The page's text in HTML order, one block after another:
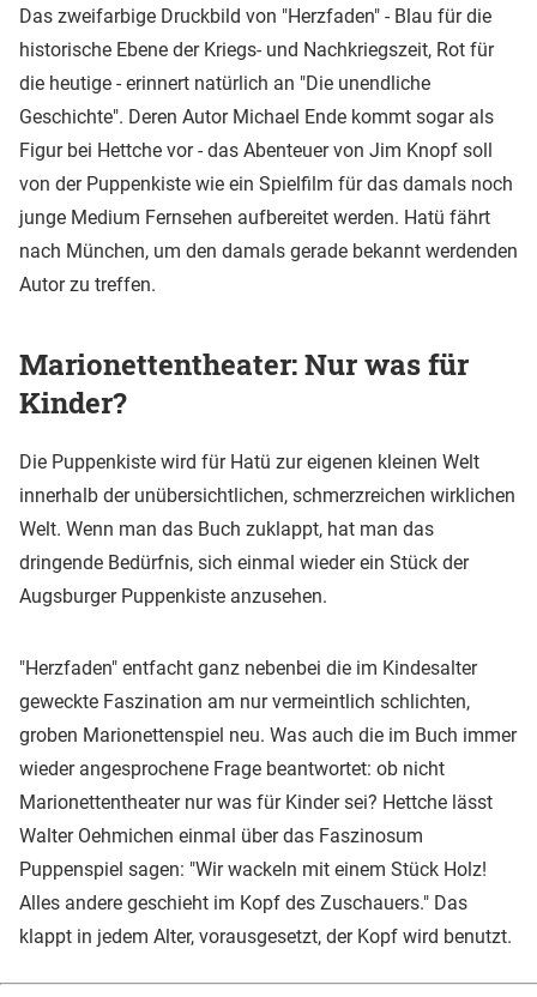
Das zweifarbige Druckbild von "Herzfaden" - Blau für die
historische Ebene der Kriegs- und Nachkriegszeit, Rot für
die heutige - erinnert natürlich an "Die unendliche
Geschichte". Deren Autor Michael Ende kommt sogar als
Figur bei Hettche vor - das Abenteuer von Jim Knopf soll
von der Puppenkiste wie ein Spielfilm für das damals noch
junge Medium Fernsehen aufbereitet werden. Hatü fährt
nach München, um den damals gerade bekannt werdenden
Autor zu treffen.
Marionettentheater: Nur was für
Kinder?
Die Puppenkiste wird für Hatü zur eigenen kleinen Welt
innerhalb der unübersichtlichen, schmerzreichen wirklichen
Welt. Wenn man das Buch zuklappt, hat man das
dringende Bedürfnis, sich einmal wieder ein Stück der
Augsburger Puppenkiste anzusehen.
"Herzfaden" entfacht ganz nebenbei die im Kindesalter
geweckte Faszination am nur vermeintlich schlichten,
groben Marionettenspiel neu. Was auch die im Buch immer
wieder angesprochene Frage beantwortet: ob nicht
Marionettentheater nur was für Kinder sei? Hettche lässt
Walter Oehmichen einmal über das Faszinosum
Puppenspiel sagen: "Wir wackeln mit einem Stück Holz!
Alles andere geschieht im Kopf des Zuschauers." Das
klappt in jedem Alter, vorausgesetzt, der Kopf wird benutzt.